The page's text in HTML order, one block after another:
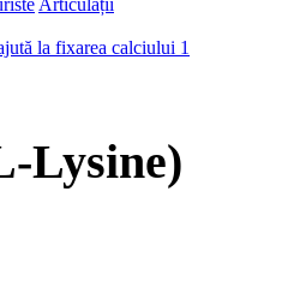
Lysine)